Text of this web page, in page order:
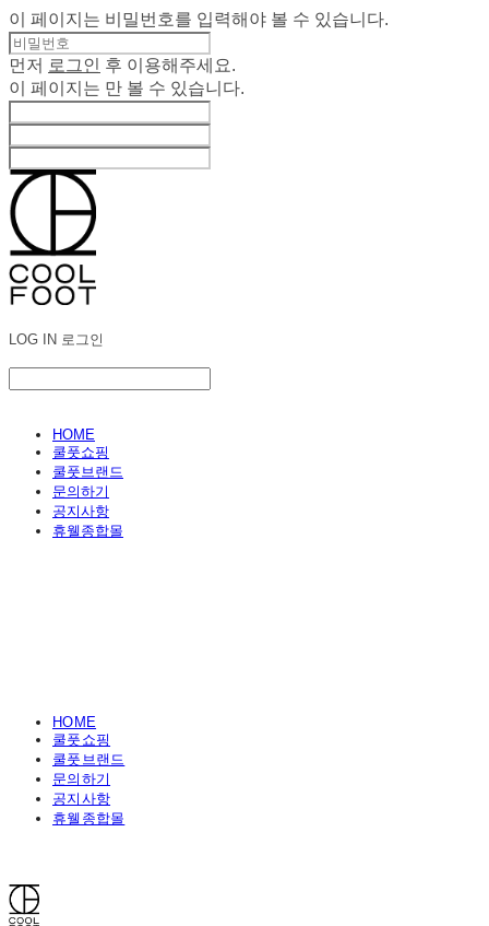
이 페이지는 비밀번호를 입력해야 볼 수 있습니다.
먼저 로그인
후 이용해주세요.
이 페이지는 만 볼 수 있습니다.
LOG IN 로그인
HOME
쿨풋쇼핑
쿨풋브랜드
문의하기
공지사항
휴웰종합몰
HOME
쿨풋쇼핑
쿨풋브랜드
문의하기
공지사항
휴웰종합몰